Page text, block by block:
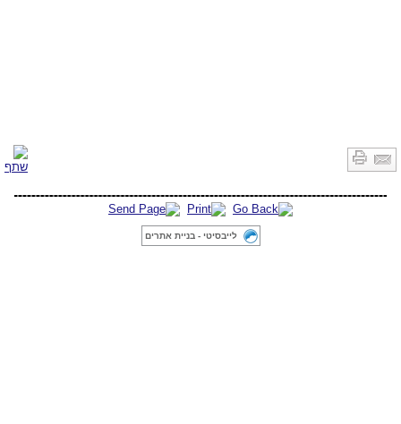
לייבסיטי - בניית אתרים